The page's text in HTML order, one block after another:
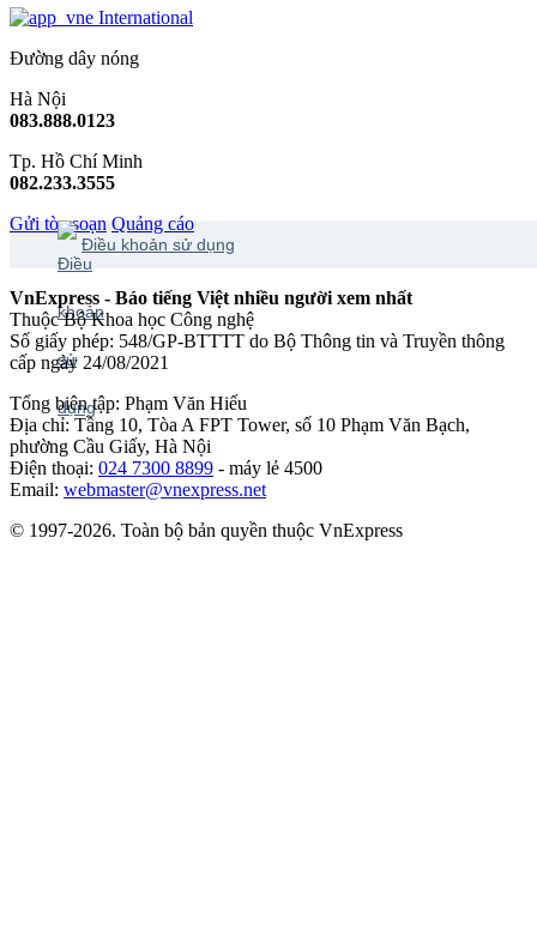
International
Đường dây nóng
Hà Nội
083.888.0123
Tp. Hồ Chí Minh
082.233.3555
Gửi tòa soạn Quảng cáo
Điều khoản sử dụng
VnExpress - Báo tiếng Việt nhiều người xem nhất
Thuộc Bộ Khoa học Công nghệ
Số giấy phép: 548/GP-BTTTT do Bộ Thông tin và Truyền thông
cấp ngày 24/08/2021
Tổng biên tập: Phạm Văn Hiếu
Địa chỉ: Tầng 10, Tòa A FPT Tower, số 10 Phạm Văn Bạch,
phường Cầu Giấy, Hà Nội
Điện thoại: 024 7300 8899 - máy lẻ 4500
Email: webmaster@vnexpress.net
© 1997-2026. Toàn bộ bản quyền thuộc VnExpress